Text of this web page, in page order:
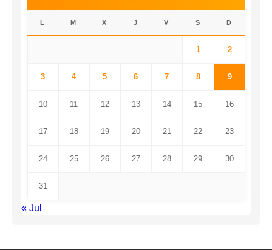
L M X J V S D
1 2
3 4 5 6 7 8 9
10 11 12 13 14 15 16
17 18 19 20 21 22 23
24 25 26 27 28 29 30
31
« Jul